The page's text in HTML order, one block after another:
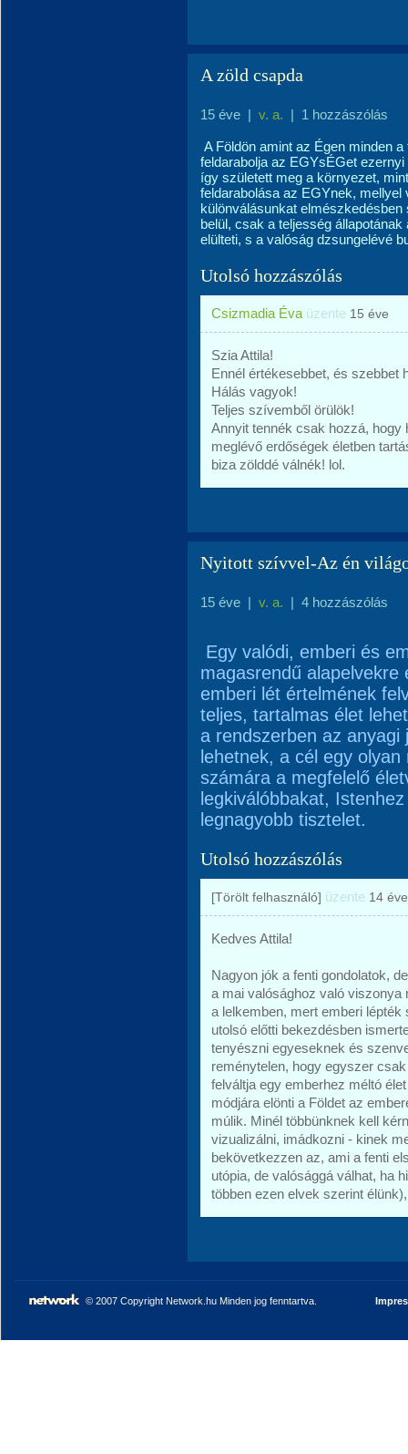
A zöld csapda
15 éve | v. a. | 1 hozzászólás
A Földön amint az Égen minden
feldarabolja az EGYsÉGet
így született meg a környezet,
feldarabolása az EGYnek,
különválásunkat
belül, csak a teljesség
elülteti, s a valóság dzsungelévé
Utolsó hozzászólás
Csizmadia Éva üzente 15 éve
Szia Attila!
Ennél értékesebbet, és szebbet
Hálás vagyok!
Teljes szívemből örülök!
Annyit tennék csak hozzá, hogy
meglévő erdőségek életben
biza zölddé válnék! lol.
Nyitott szívvel-Az én
15 éve | v. a. | 4 hozzászólás
Egy valódi, emberi és
magasrendű
emberi lét értelmének
teljes, tartalmas élet
a rendszerben az
lehetnek, a cél egy
számára a megfelelő
legkiválóbbakat,
legnagyobb tisztelet.
Utolsó hozzászólás
[Törölt felhasználó] üzente 14 éve
Kedves Attila!
Nagyon jók a fenti gondolatok,
a mai valósághoz való
a lelkemben, mert emberi
utolsó előtti bekezdésben
tenyészni egyeseknek és
reménytelen, hogy egyszer
felváltja egy emberhez méltó
módjára elönti a Földet az
múlik. Minél többünknek kell
vizualizálni, imádkozni - kinek
bekövetkezzen az, ami a fenti
utópia, de valósággá válhat, ha
többen ezen elvek szerint
© 2007 Copyright Network.hu Minden jog fenntartva.